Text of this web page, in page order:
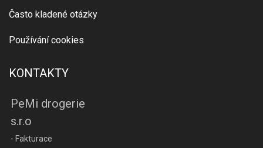
Často kladené otázky
Používání cookies
KONTAKTY
PeMi drogerie
s.r.o
- Fakturace